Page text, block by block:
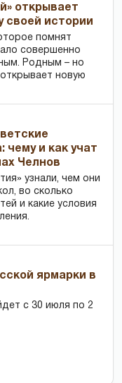
открывает
своей истории
помнят
совершенно
Родным – но
новую
чему и как учат
Челнов
узнали, чем они
во сколько
и какие условия
ярмарки в
с 30 июля по 2